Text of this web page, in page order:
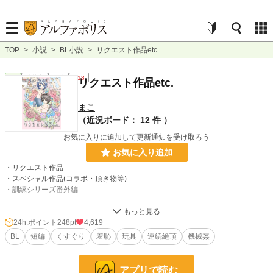
TOP > 小説 > BL小説 > リクエスト作品etc.
連載中 短編 R18
リクエスト作品etc.
まこ
（近況ボード：
12 件 ）
お気に入りに追加して更新通知を受け取ろう
お気に入り追加
・リクエスト作品
・スペシャル作品(コラボ・頂き物等)
・訓練シリーズ番外編
上記作品を掲載いたします。ほぼ全てR18の内容になっています。詳しいプレイ
内容は冒頭にざっくり記載しているので読めるものだけ読んでもらえたら嬉しい
です。
リクエスト下さった皆様ありがとうございました。どの話もとても楽しく書かせ
24h.ポイント 248pt
4,619
BL
短編 くすぐり 羞恥 玩具 連続絶頂 機械姦
アプリで読む